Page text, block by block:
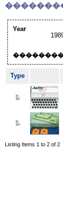
Year
Type
Listing Items 1 to 2 of 2